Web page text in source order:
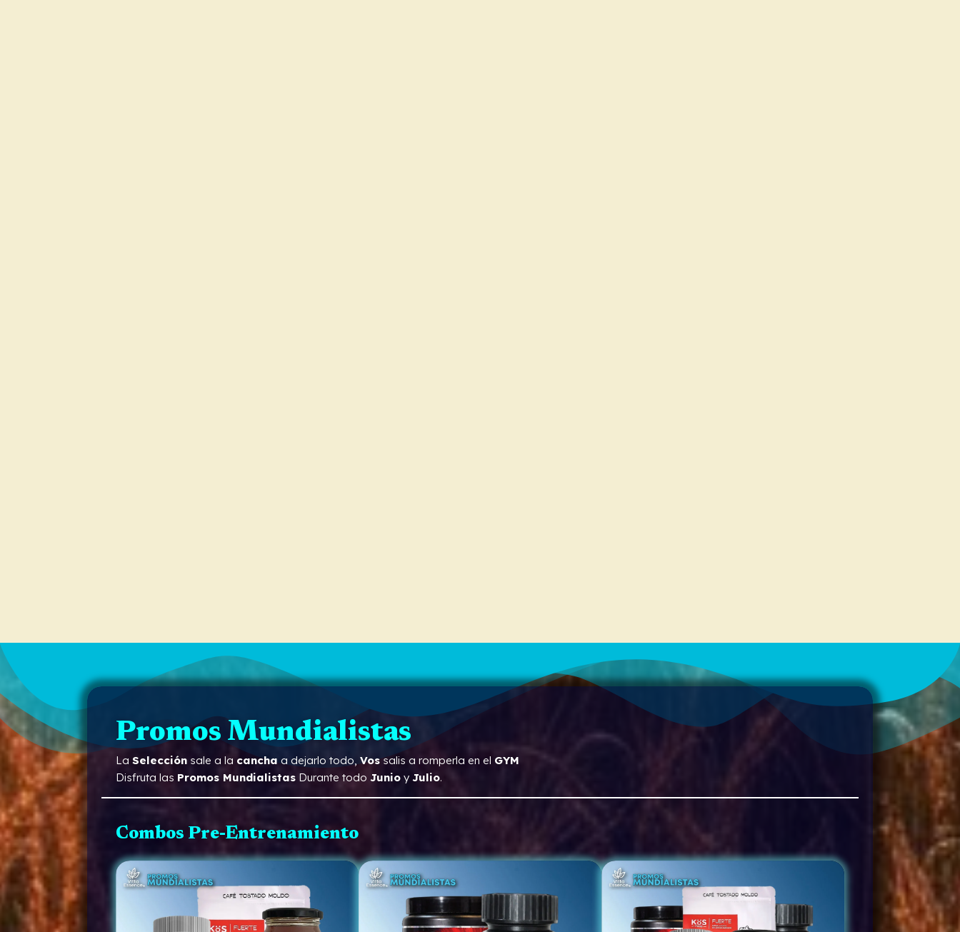
Promos Mundialistas
La Selección sale a la cancha a dejarlo todo, Vos salis a romperla en el GYM
Disfruta las Promos Mundialistas Durante todo Junio y Julio.
Combos Pre-Entrenamiento